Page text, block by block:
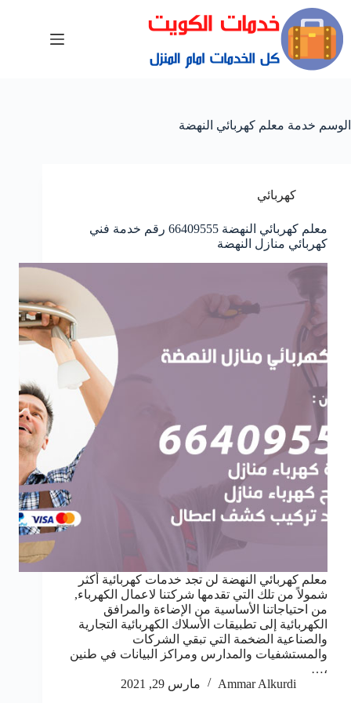
الوسم خدمة معلم كهربائي النهضة
كهربائي
معلم كهربائي النهضة 66409555 رقم خدمة فني
كهربائي منازل النهضة
معلم كهربائي النهضة لن تجد خدمات كهربائية أكثر
شمولاً من تلك التي تقدمها شركتنا لاعمال الكهرباء,
من احتياجاتنا الأساسية من الإضاءة والمرافق
الكهربائية إلى تطبيقات الأسلاك الكهربائية التجارية
والصناعية الضخمة التي تبقي الشركات
والمستشفيات والمدارس ومراكز البيانات في طنين
،…
Ammar Alkurdi
مارس 29, 2021